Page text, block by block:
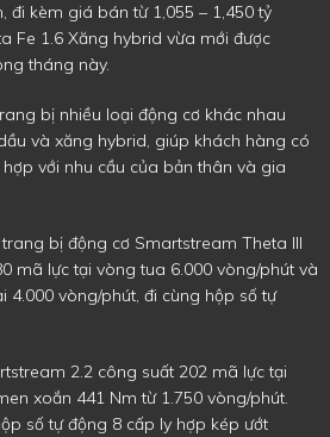
đi kèm giá bán từ 1,055 – 1,450 tỷ
Fe 1.6 Xăng hybrid vừa mới được
tháng này.
bị nhiều loại động cơ khác nhau
và xăng hybrid, giúp khách hàng có
với nhu cầu của bản thân và gia
bị động cơ Smartstream Theta III
mã lực tại vòng tua 6.000 vòng/phút và
4.000 vòng/phút, đi cùng hộp số tự
2.2 công suất 202 mã lực tại
xoắn 441 Nm từ 1.750 vòng/phút.
số tự động 8 cấp ly hợp kép ướt